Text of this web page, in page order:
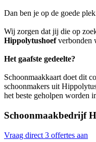
Dan ben je op de goede
Wij zorgen dat jij die op
Hippolytushoefverbonden
Het gaafste gedeelte?
Schoonmaakkaart doet dit
schoonmakers uit
het beste geholpen worden
Schoonmaakbedrijf
Vraag direct 3 offertes aan